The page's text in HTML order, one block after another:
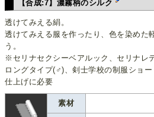
【合成:7】濃霧柄のシルク
透けてみえる絹。
透けてみえる服を作ったり、色を染めた
う。
※セリナセクシーベアルック、セリナレ
ロングタイプ(♂)、剣士学校の制服ショ
仕上げに必要
素材